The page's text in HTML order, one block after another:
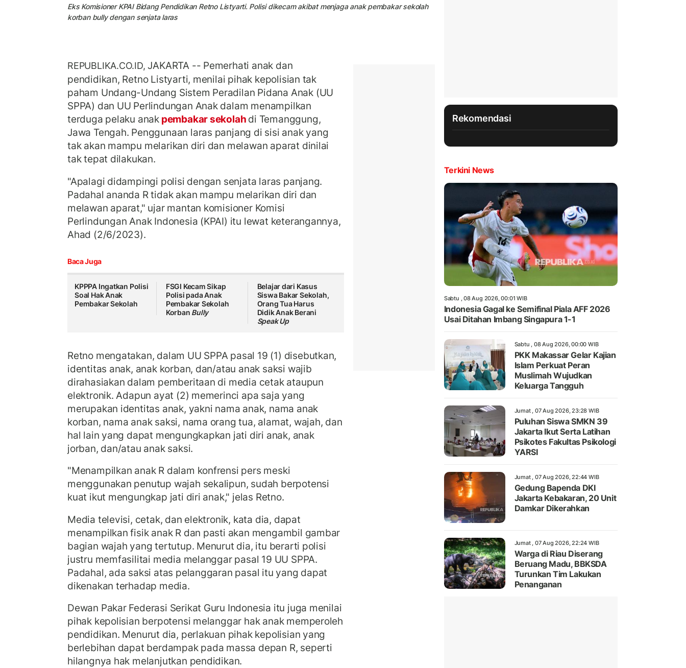
Eks Komisioner KPAI Bidang Pendidikan Retno Listyarti. Polisi dikecam akibat menjaga anak pembakar sekolah
korban bully dengan senjata laras
REPUBLIKA.CO.ID,JAKARTA -- Pemerhati anak dan
pendidikan, Retno Listyarti, menilai pihak kepolisian tak
paham Undang-Undang Sistem Peradilan Pidana Anak (UU
SPPA) dan UU Perlindungan Anak dalam menampilkan
terduga pelaku anak pembakar sekolah di Temanggung,
Jawa Tengah. Penggunaan laras panjang di sisi anak yang
tak akan mampu melarikan diri dan melawan aparat dinilai
tak tepat dilakukan.
"Apalagi didampingi polisi dengan senjata laras panjang.
Padahal ananda R tidak akan mampu melarikan diri dan
melawan aparat," ujar mantan komisioner Komisi
Perlindungan Anak Indonesia (KPAI) itu lewat keterangannya,
Ahad (2/6/2023).
Baca Juga
KPPPA Ingatkan Polisi
Soal Hak Anak
Pembakar Sekolah
FSGI Kecam Sikap
Polisi pada Anak
Pembakar Sekolah
Korban Bully
Belajar dari Kasus
Siswa Bakar Sekolah,
Orang Tua Harus
Didik Anak Berani
Speak Up
Retno mengatakan, dalam UU SPPA pasal 19 (1) disebutkan,
identitas anak, anak korban, dan/atau anak saksi wajib
dirahasiakan dalam pemberitaan di media cetak ataupun
elektronik. Adapun ayat (2) memerinci apa saja yang
merupakan identitas anak, yakni nama anak, nama anak
korban, nama anak saksi, nama orang tua, alamat, wajah, dan
hal lain yang dapat mengungkapkan jati diri anak, anak
jorban, dan/atau anak saksi.
"Menampilkan anak R dalam konfrensi pers meski
menggunakan penutup wajah sekalipun, sudah berpotensi
kuat ikut mengungkap jati diri anak," jelas Retno.
Media televisi, cetak, dan elektronik, kata dia, dapat
menampilkan fisik anak R dan pasti akan mengambil gambar
bagian wajah yang tertutup. Menurut dia, itu berarti polisi
justru memfasilitai media melanggar pasal 19 UU SPPA.
Padahal, ada saksi atas pelanggaran pasal itu yang dapat
dikenakan terhadap media.
Dewan Pakar Federasi Serikat Guru Indonesia itu juga menilai
pihak kepolisian berpotensi melanggar hak anak memperoleh
pendidikan. Menurut dia, perlakuan pihak kepolisian yang
berlebihan dapat berdampak pada massa depan R, seperti
hilangnya hak melanjutkan pendidikan.
Rekomendasi
Terkini News
Sabtu , 08 Aug 2026, 00:01 WIB
Indonesia Gagal ke Semifinal Piala AFF 2026
Usai Ditahan Imbang Singapura 1-1
Sabtu , 08 Aug 2026, 00:00 WIB
PKK Makassar Gelar Kajian
Islam Perkuat Peran
Muslimah Wujudkan
Keluarga Tangguh
Jumat , 07 Aug 2026, 23:28 WIB
Puluhan Siswa SMKN 39
Jakarta Ikut Serta Latihan
Psikotes Fakultas Psikologi
YARSI
Jumat , 07 Aug 2026, 22:44 WIB
Gedung Bapenda DKI
Jakarta Kebakaran, 20 Unit
Damkar Dikerahkan
Jumat , 07 Aug 2026, 22:24 WIB
Warga di Riau Diserang
Beruang Madu, BBKSDA
Turunkan Tim Lakukan
Penanganan